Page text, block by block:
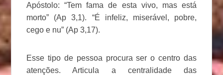
Apóstolo: “Tem fama de esta vivo, mas está
morto” (Ap 3,1). “É infeliz, miserável, pobre,
cego e nu” (Ap 3,17).
Esse tipo de pessoa procura ser o centro das
atenções. Articula a centralidade das